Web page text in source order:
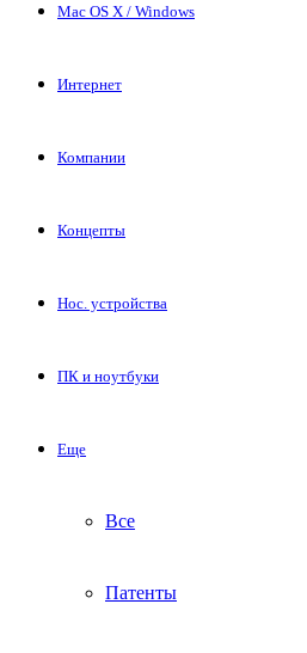
Mac OS X / Windows
Интернет
Компании
Концепты
Нос. устройства
ПК и ноутбуки
Еще
Все
Патенты